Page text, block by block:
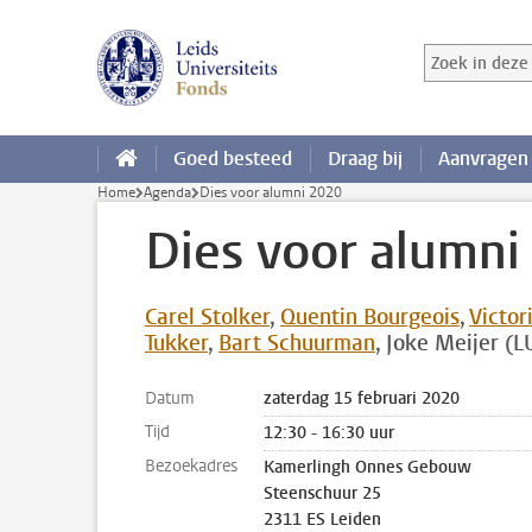
Zoek in deze
Zoekterm
Goed besteed Draag bij Aanvragen
Home Agenda Dies voor alumni 2020
Dies voor
Carel Stolker Quentin Bourgeois
Tukker Bart Schuurman Joke Meijer
Datum
zaterdag 15 februari 2020
Tijd
12:30 - 16:30 uur
Bezoekadres
Kamerlingh Onnes Gebouw
Steenschuur 25
2311 ES Leiden